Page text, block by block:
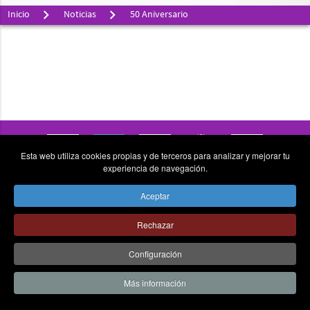
Inicio Noticias 50 Aniversario
© Colegio la Asunción Ponferrada - Todos los derechos
reservados - C/ La Asunción Nº6, 24403 Ponferrada (León).
AVISO LEGAL|CANAL DE COMUNICACIÓN
POLÍTICA DE PRIVACIDAD
Esta web utiliza cookies propias y de terceros para analizar y mejorar tu
experiencia de navegación.
Aceptar
Rechazar
Configuración
Más información